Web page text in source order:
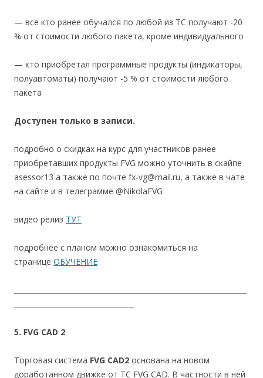
— все кто ранее обучался по любой из ТС получают -20
% от стоимости любого пакета, кроме индивидуального
— кто приобретал программные продукты (индикаторы,
полуавтоматы) получают -5 % от стоимости любого
пакета
Доступен только в записи.
подробно о скидках на курс для участников ранее
приобретавших продукты FVG можно уточнить в скайпе
asessor13 а также по почте fx-vg@mail.ru, а также в чате
на сайте и в телеграмме @NikolaFVG
видео релиз ТУТ
подробнее с планом можно ознакомиться на
странице ОБУЧЕНИЕ
5. FVG CAD 2
Торговая система FVG CAD2 основана на новом
доработанном движке от ТС FVG CAD. В частности в ней